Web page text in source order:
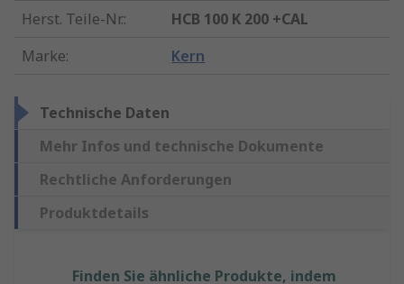
Herst. Teile-Nr.:
HCB 100 K 200 +CAL
Marke: Kern
Technische Daten
Mehr Infos und technische Dokumente
Rechtliche Anforderungen
Produktdetails
Finden Sie ähnliche Produkte, indem